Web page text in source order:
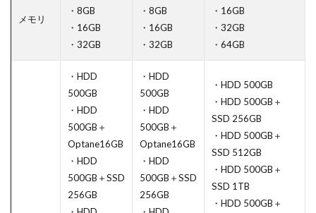
メモリ
・8GB
・16GB
・32GB
・8GB
・16GB
・32GB
・16GB
・32GB
・64GB
・HDD
500GB
・HDD
500GB＋
Optane16GB
・HDD
500GB＋SSD
256GB
・HDD
500GB
・HDD
500GB＋
Optane16GB
・HDD
500GB＋SSD
256GB
・HDD 500GB
・HDD 500GB＋
SSD 256GB
・HDD 500GB＋
SSD 512GB
・HDD 500GB＋
SSD 1TB
・HDD 500GB＋